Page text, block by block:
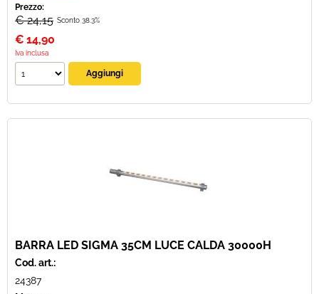
Prezzo:
€ 24,15 Sconto 38.3%
€ 14,90
Iva inclusa
BARRA LED SIGMA 35CM LUCE CALDA 30000H
Cod. art.:
24387